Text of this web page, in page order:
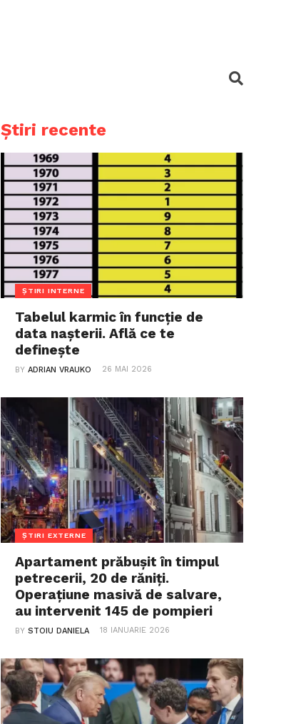
Știri recente
ȘTIRI INTERNE
Tabelul karmic în funcție de
data nașterii. Află ce te
definește
BYADRIAN VRAUKO 26 MAI 2026
ȘTIRI EXTERNE
Apartament prăbușit în timpul
petrecerii, 20 de răniți.
Operațiune masivă de salvare,
au intervenit 145 de pompieri
BYSTOIU DANIELA 18 IANUARIE 2026